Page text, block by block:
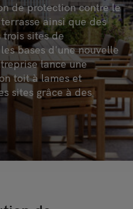
de protection contre le
ainsi que des
trois sites de
bases d'une nouvelle
lance une
toit à lames et
sites grâce à des